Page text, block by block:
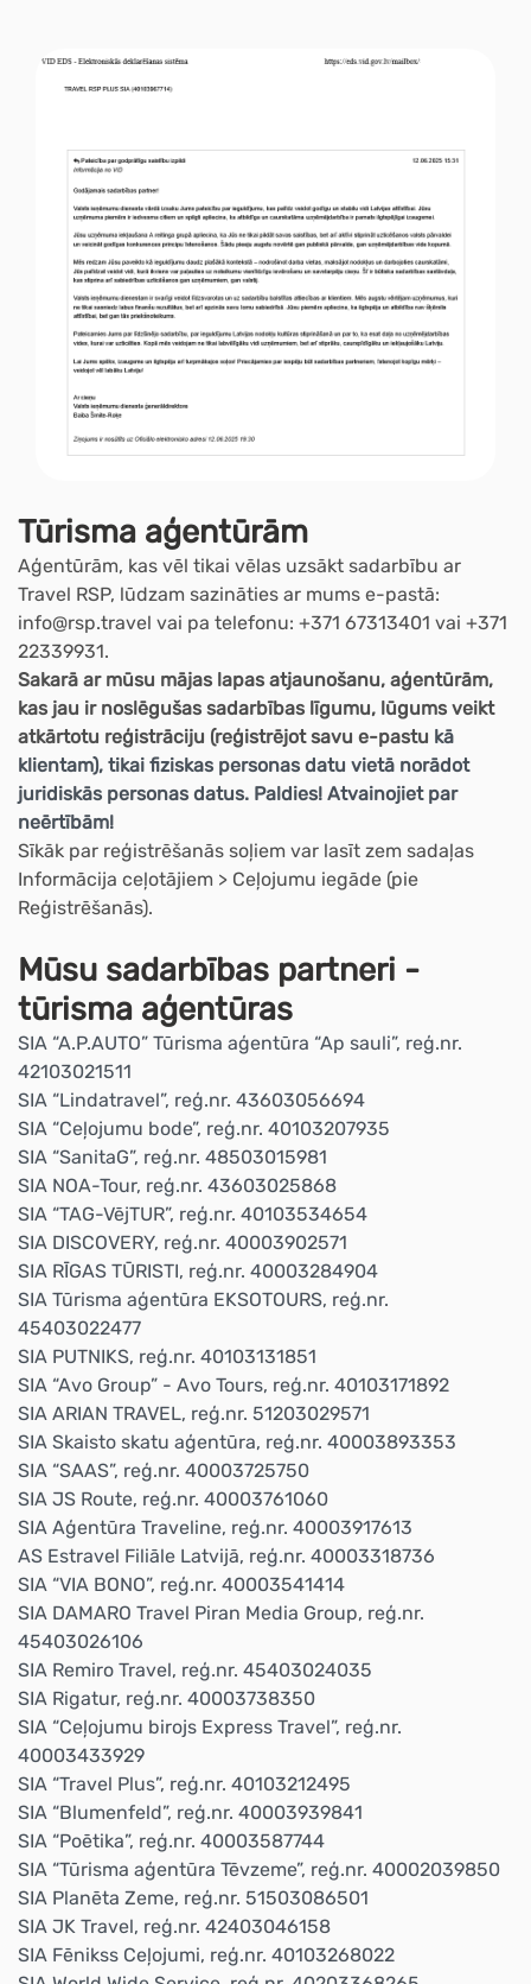
Tūrisma aģentūrām
Aģentūrām, kas vēl tikai vēlas uzsākt sadarbību ar
Travel RSP, lūdzam sazināties ar mums e-pastā:
info@rsp.travel vai pa telefonu: +371 67313401 vai +371
22339931.
Sakarā ar mūsu mājas lapas atjaunošanu, aģentūrām,
kas jau ir noslēgušas sadarbības līgumu, lūgums veikt
atkārtotu reģistrāciju (reģistrējot savu e-pastu kā
klientam), tikai fiziskas personas datu vietā norādot
juridiskās personas datus. Paldies! Atvainojiet par
neērtībām!
Sīkāk par reģistrēšanās soļiem var lasīt zem sadaļas
Informācija ceļotājiem > Ceļojumu iegāde (pie
Reģistrēšanās).
Mūsu sadarbības partneri -
tūrisma aģentūras
SIA “A.P.AUTO” Tūrisma aģentūra “Ap sauli”, reģ.nr.
42103021511
SIA “Lindatravel”, reģ.nr. 43603056694
SIA “Ceļojumu bode”, reģ.nr. 40103207935
SIA “SanitaG”, reģ.nr. 48503015981
SIA NOA-Tour, reģ.nr. 43603025868
SIA “TAG-VējTUR”, reģ.nr. 40103534654
SIA DISCOVERY, reģ.nr. 40003902571
SIA RĪGAS TŪRISTI, reģ.nr. 40003284904
SIA Tūrisma aģentūra EKSOTOURS, reģ.nr.
45403022477
SIA PUTNIKS, reģ.nr. 40103131851
SIA “Avo Group” - Avo Tours, reģ.nr. 40103171892
SIA ARIAN TRAVEL, reģ.nr. 51203029571
SIA Skaisto skatu aģentūra, reģ.nr. 40003893353
SIA “SAAS”, reģ.nr. 40003725750
SIA JS Route, reģ.nr. 40003761060
SIA Aģentūra Traveline, reģ.nr. 40003917613
AS Estravel Filiāle Latvijā, reģ.nr. 40003318736
SIA “VIA BONO”, reģ.nr. 40003541414
SIA DAMARO Travel Piran Media Group, reģ.nr.
45403026106
SIA Remiro Travel, reģ.nr. 45403024035
SIA Rigatur, reģ.nr. 40003738350
SIA “Ceļojumu birojs Express Travel”, reģ.nr.
40003433929
SIA “Travel Plus”, reģ.nr. 40103212495
SIA “Blumenfeld”, reģ.nr. 40003939841
SIA “Poētika”, reģ.nr. 40003587744
SIA “Tūrisma aģentūra Tēvzeme”, reģ.nr. 40002039850
SIA Planēta Zeme, reģ.nr. 51503086501
SIA JK Travel, reģ.nr. 42403046158
SIA Fēnikss Ceļojumi, reģ.nr. 40103268022